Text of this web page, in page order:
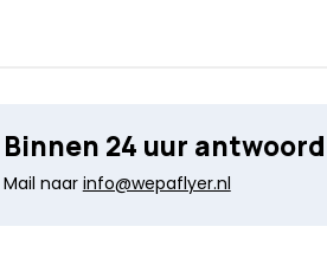
Binnen 24 uur antwoord
Mail naar info@wepaflyer.nl